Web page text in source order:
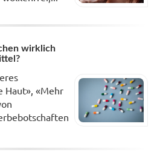
wirklich
Haut», «Mehr